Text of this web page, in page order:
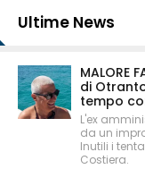
Ultime News
MALORE
di
tempo
L'ex
da un
Inutili i
Costiera.